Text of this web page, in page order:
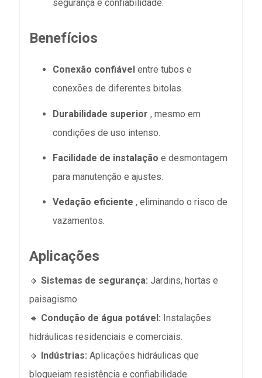
segurança e confiabilidade.
Benefícios
Conexão confiável entre tubos e
conexões de diferentes bitolas.
Durabilidade superior , mesmo em
condições de uso intenso.
Facilidade de instalação e desmontagem
para manutenção e ajustes.
Vedação eficiente , eliminando o risco de
vazamentos.
Aplicações
🔸 Sistemas de segurança: Jardins, hortas e
paisagismo.
🔸 Condução de água potável: Instalações
hidráulicas residenciais e comerciais.
🔸 Indústrias: Aplicações hidráulicas que
bloqueiam resistência e confiabilidade.